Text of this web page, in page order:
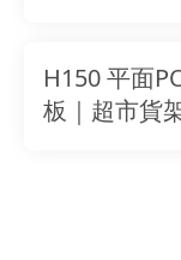
KD式組裝｜
｜W90/
H150 平面
板｜超市貨